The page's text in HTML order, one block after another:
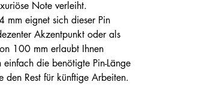
Note verleiht.
mm eignet sich dieser Pin
Akzentpunkt oder als
100 mm erlaubt Ihnen
die benötigte Pin-Länge
den Rest für künftige Arbeiten.